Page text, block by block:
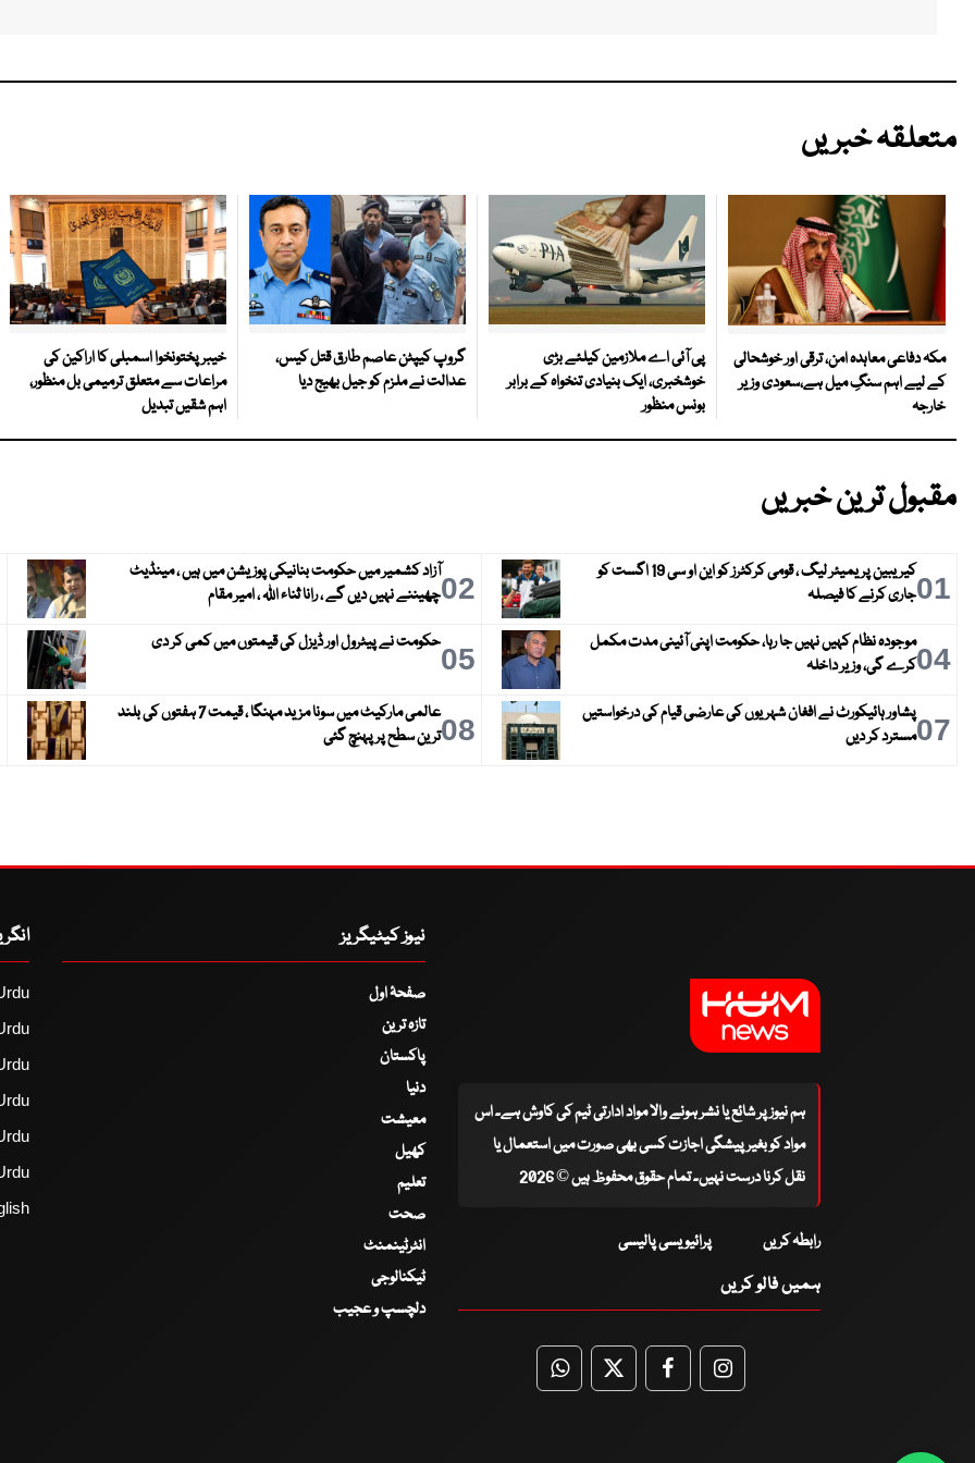
متعلقہ خبریں
مکہ دفاعی معاہدہ امن، ترقی اور خوشحالی
کے لیے اہم سنگِ میل ہے،سعودی وزیر
خارجہ
پی آئی اے ملازمین کیلئے بڑی
خوشخبری، ایک بنیادی تنخواہ کے برابر
بونس منظور
گروپ کیپٹن عاصم طارق قتل کیس،
عدالت نے ملزم کو جیل بھیج دیا
خیبرپختونخوا اسمبلی کا اراکین کی
مراعات سے متعلق ترمیمی بل منظور،
اہم شقیں تبدیل
مقبول ترین خبریں
01
کیریبین پریمیئر لیگ ، قومی کرکٹرز کو این او سی 19 اگست کو
جاری کرنے کا فیصلہ
02آزاد کشمیر میں حکومت بنانیکی پوزیشن میں ہیں ، مینڈیٹ
چھیننے نہیں دیں گے ، رانا ثناء اللہ ، امیر مقام
04موجودہ نظام کہیں نہیں جا رہا، حکومت اپنی آئینی مدت مکمل
کرے گی، وزیر داخلہ
05حکومت نے پیٹرول اور ڈیزل کی قیمتوں میں کمی کر دی
07پشاور ہائیکورٹ نے افغان شہریوں کی عارضی قیام کی درخواستیں
مسترد کر دیں
08
عالمی مارکیٹ میں سونا مزید مہنگا ، قیمت 7 ہفتوں کی بلند
ترین سطح پر پہنچ گئی
ہم نیوز پر شائع یا نشر ہونے والا مواد ادارتی ٹیم کی کاوش ہے۔ اس
مواد کو بغیر پیشگی اجازت کسی بھی صورت میں استعمال یا
نقل کرنا درست نہیں۔ تمام حقوق محفوظ ہیں © 2026
رابطہ کریں پرائیویسی پالیسی
ہمیں فالو کریں
WhatsApp
TwitterFacebookFacebook
نیوز کیٹیگریز
صفحۂ اول
تازہ ترین
پاکستان
دنیا
معیشت
کھیل
تعلیم
صحت
انٹرٹینمنٹ
ٹیکنالوجی
دلچسپ و عجیب